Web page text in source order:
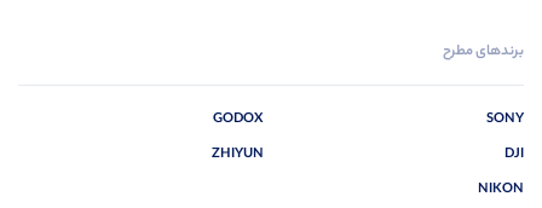
برندهای مطرح
SONY
DJI
NIKON
GODOX
ZHIYUN